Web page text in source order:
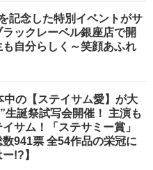
記念した特別イベントがサ
ックレーベル銀座店で開
自分らしく～笑顔あふれ
中の【ステイサム愛】が大
生誕祭試写会開催！ 主演も
サム！「ステサミー賞」
941票 全54作品の栄冠に
!?】